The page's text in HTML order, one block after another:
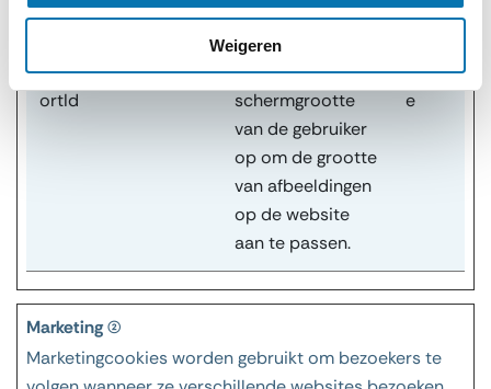
Weigeren
optimaliseren.
hjViewp
ortId
Hotjar
Slaat de
schermgrootte
van de gebruiker
op om de grootte
van afbeeldingen
op de website
aan te passen.
Sessi
e
Marketing (2)
Marketingcookies worden gebruikt om bezoekers te